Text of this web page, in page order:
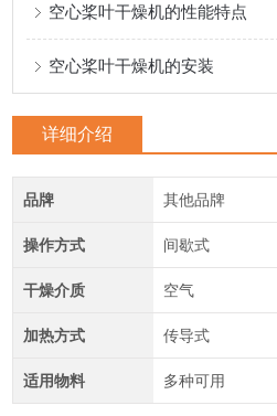
空心桨叶干燥机的性能特点
空心桨叶干燥机的安装
详细介绍
品牌 其他品牌
操作方式 间歇式
干燥介质 空气
加热方式 传导式
适用物料 多种可用